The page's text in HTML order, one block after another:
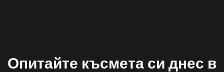
Опитайте късмета си днес в